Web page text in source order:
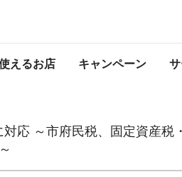
えるお店 キャンペーン
からのお知ら
応 ～市府民税、固定資産税